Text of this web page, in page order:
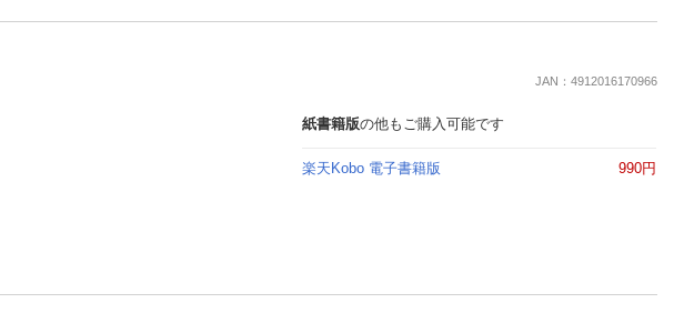
JAN：4912016170966
紙書籍版の他もご購入可能です
楽天Kobo 電子書籍版 990円